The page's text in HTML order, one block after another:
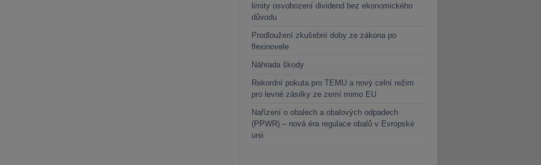
limity osvobození dividend bez ekonomického
důvodu
Prodloužení zkušební doby ze zákona po
flexinovele
Náhrada škody
Rekordní pokuta pro TEMU a nový celní režim
pro levné zásilky ze zemí mimo EU
Nařízení o obalech a obalových odpadech
(PPWR) – nová éra regulace obalů v Evropské
unii